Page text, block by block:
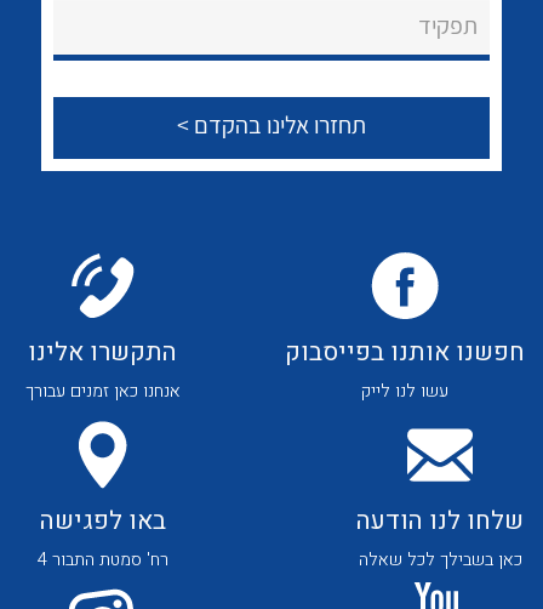
אודות
About Ateka Ltd.
צור קשר
לכל מוצרי היצרן לכל מוצרי היצרן
תפקיד
חפשנו אותנו בפייסבוק
עשו לנו לייק
התקשרו אלינו
אנחנו כאן זמנים עבורך
שלחו לנו הודעה
כאן בשבילך לכל שאלה
באו לפגישה
רח' סמטת התבור 4